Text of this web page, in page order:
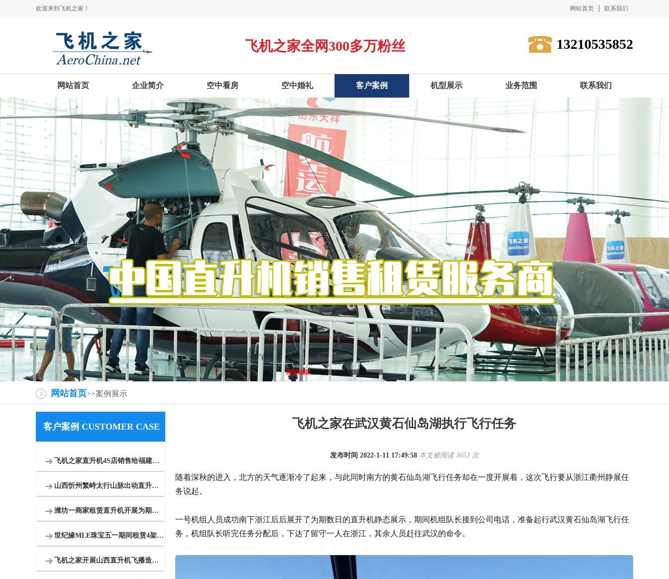
欢迎来到飞机之家！ 网站首页 联系我们
飞机之家全网300多万粉丝 13210535852
网站首页 企业简介 空中看房 空中婚礼 客户案例 机型展示 业务范围 联系我们
网站首页>>案例展示
客户案例 CUSTOMER CASE
飞机之家直升机4S店销售给福建泉州一学校一架直升机
山西忻州繁峙太行山脉出动直升机禁毒
潍坊一商家租赁直升机开展为期一个月静态展览
世纪缘MLE珠宝五一期间租赁4架直升机在四个城市庆典
飞机之家开展山西直升机飞播造林活动
飞机之家在武汉黄石仙岛湖执行飞行任务
发布时间 2022-1-11 17:49:58 本文被阅读 3653 次
随着深秋的进入，北方的天气逐渐冷了起来，与此同时南方的黄石仙岛湖飞行任务却在一度开展着，这次飞行要从浙江衢州静展任
务说起。
一号机组人员成功南下浙江后后展开了为期数日的直升机静态展示，期间机组队长接到公司电话，准备起行武汉黄石仙岛湖飞行任
务，机组队长听完任务分配后，下达了留守一人在浙江，其余人员赶往武汉的命令。